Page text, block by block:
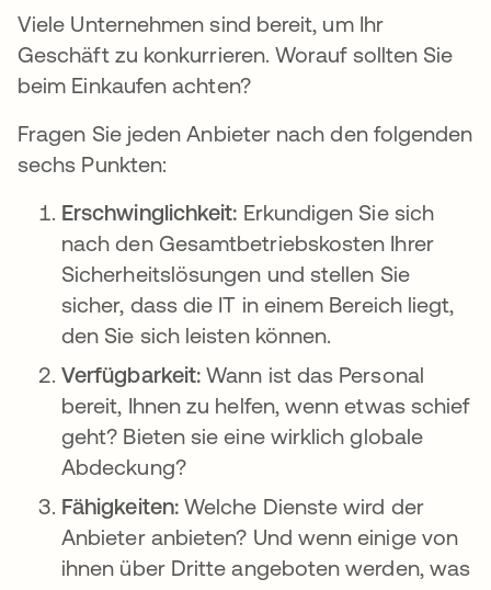
Viele Unternehmen sind bereit, um Ihr
Geschäft zu konkurrieren. Worauf sollten Sie
beim Einkaufen achten?
Fragen Sie jeden Anbieter nach den folgenden
sechs Punkten:
Erschwinglichkeit: Erkundigen Sie sich
nach den Gesamtbetriebskosten Ihrer
Sicherheitslösungen und stellen Sie
sicher, dass die IT in einem Bereich liegt,
den Sie sich leisten können.
Verfügbarkeit:Wann ist das Personal
bereit, Ihnen zu helfen, wenn etwas schief
geht? Bieten sie eine wirklich globale
Abdeckung?
Fähigkeiten:Welche Dienste wird der
Anbieter anbieten? Und wenn einige von
ihnen über Dritte angeboten werden, was